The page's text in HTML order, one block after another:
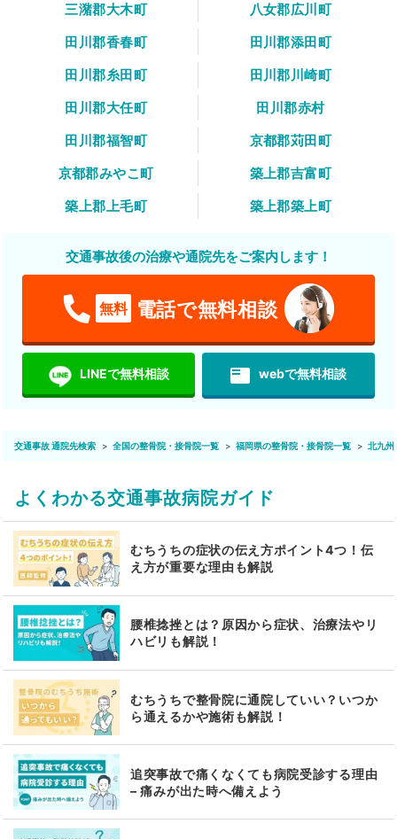
三潴郡大木町
八女郡広川町
田川郡香春町
田川郡添田町
田川郡糸田町
田川郡川崎町
田川郡大任町
田川郡赤村
田川郡福智町
京都郡苅田町
京都郡みやこ町
築上郡吉富町
築上郡上毛町
築上郡築上町
交通事故後の治療や通院先をご案内します！
無料 電話で無料相談
LINEで無料相談 featured_play_list webで無料相談
交通事故 通院先検索 全国の整骨院・接骨院一覧 福岡県の整骨院・接骨院一覧 北九州
よくわかる交通事故病院ガイド
むちうちの症状の伝え方ポイント4つ！伝
え方が重要な理由も解説
腰椎捻挫とは？原因から症状、治療法やリ
ハビリも解説！
むちうちで整骨院に通院していい？いつか
ら通えるかや施術も解説！
追突事故で痛くなくても病院受診する理由
– 痛みが出た時へ備えよう